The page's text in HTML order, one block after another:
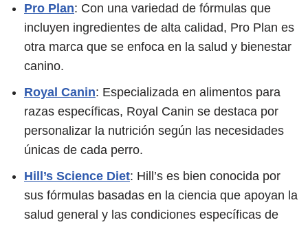
Pro Plan: Con una variedad de fórmulas que
incluyen ingredientes de alta calidad, Pro Plan es
otra marca que se enfoca en la salud y bienestar
canino.
Royal Canin: Especializada en alimentos para
razas específicas, Royal Canin se destaca por
personalizar la nutrición según las necesidades
únicas de cada perro.
Hill’s Science Diet: Hill’s es bien conocida por
sus fórmulas basadas en la ciencia que apoyan la
salud general y las condiciones específicas de